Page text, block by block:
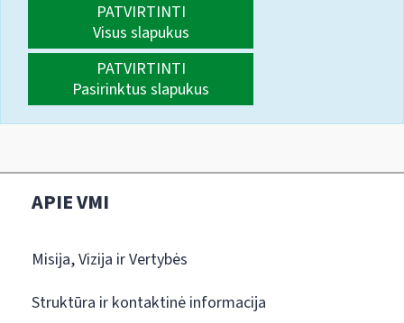
PATVIRTINTI
Visus slapukus
PATVIRTINTI
Pasirinktus slapukus
APIE VMI
Misija, Vizija ir Vertybės
Struktūra ir kontaktinė informacija